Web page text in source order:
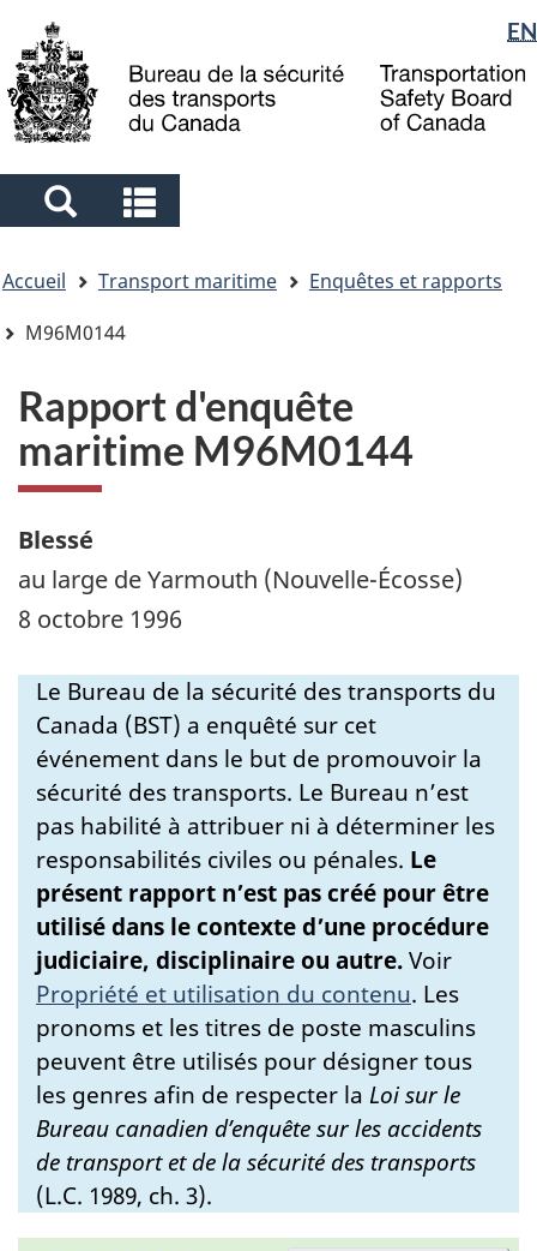
to
main
to
"About
government"
à
la
Sélection
de
la
langue
EN
Search
and
menus
and
menus
êtes
ici
Accueil Transport maritime
Enquêtes et rapports
M96M0144
Rapport d'enquête
maritime M96M0144
Blessé
au large de Yarmouth (Nouvelle-Écosse)
8 octobre 1996
Le Bureau de la sécurité des transports du
Canada (BST) a enquêté sur cet
événement dans le but de promouvoir la
sécurité des transports. Le Bureau n’est
pas habilité à attribuer ni à déterminer les
responsabilités civiles ou pénales. Le
présent rapport n’est pas créé pour être
utilisé dans le contexte d’une procédure
judiciaire, disciplinaire ou autre.Voir
Propriété et utilisation du contenu. Les
pronoms et les titres de poste masculins
peuvent être utilisés pour désigner tous
les genres afin de respecter la Loi sur le
Bureau canadien d’enquête sur les accidents
de transport et de la sécurité des transports
(L.C. 1989, ch. 3).